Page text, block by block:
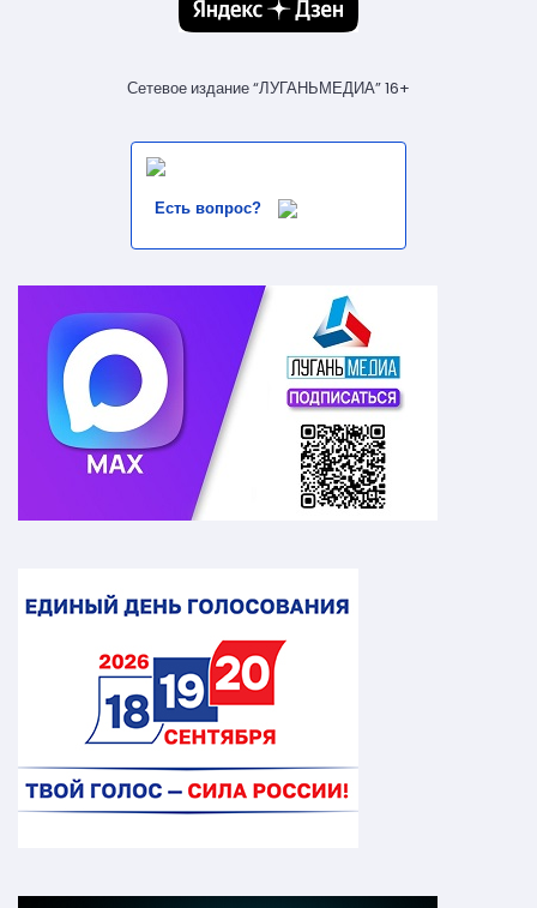
Сетевое издание “ЛУГАНЬМЕДИА” 16+
Есть вопрос?